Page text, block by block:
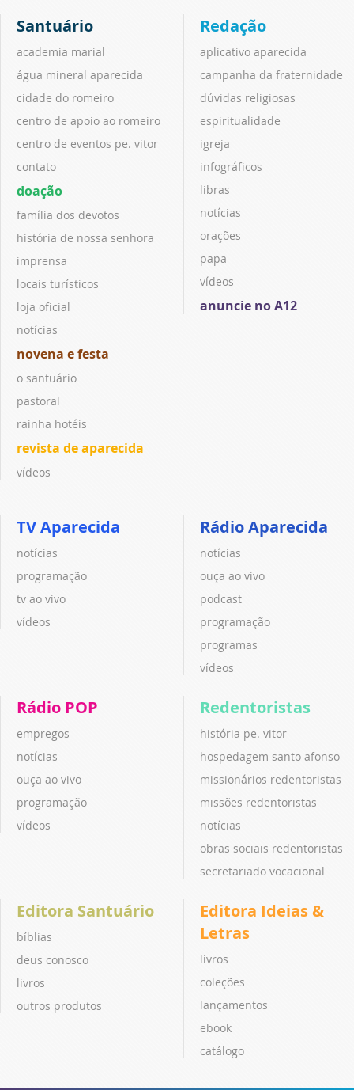
Santuário
academia marial
água mineral aparecida
cidade do romeiro
centro de apoio ao romeiro
centro de eventos pe. vitor
contato
doação
família dos devotos
história de nossa senhora
imprensa
locais turísticos
loja oficial
notícias
novena e festa
o santuário
pastoral
rainha hotéis
revista de aparecida
vídeos
Redação
aplicativo aparecida
campanha da fraternidade
dúvidas religiosas
espiritualidade
igreja
infográficos
libras
notícias
orações
papa
vídeos
anuncie no A12
TV Aparecida
notícias
programação
tv ao vivo
vídeos
Rádio Aparecida
notícias
ouça ao vivo
podcast
programação
programas
vídeos
Rádio POP
empregos
notícias
ouça ao vivo
programação
vídeos
Redentoristas
história pe. vitor
hospedagem santo afonso
missionários redentoristas
missões redentoristas
notícias
obras sociais redentoristas
secretariado vocacional
Editora Santuário
bíblias
deus conosco
livros
outros produtos
Editora Ideias &
Letras
livros
coleções
lançamentos
ebook
catálogo